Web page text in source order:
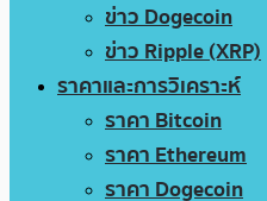
ข่าว Dogecoin
ข่าว Ripple (XRP)
ราคาและการวิเคราะห์
ราคา Bitcoin
ราคา Ethereum
ราคา Dogecoin